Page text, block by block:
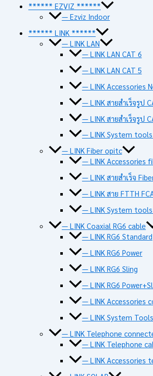
****** EZVIZ ******
— Ezviz Indoor
****** LINK ******
— LINK LAN
— LINK LAN CAT 6
— LINK LAN CAT 5
— LINK Accessories
— LINK สายสำเร็จรูป
— LINK สายสำเร็จรูป
— LINK System tools
— LINK Fiber opitc
— LINK Accessories
— LINK สายสำเร็จ
— LINK สาย FTTH
— LINK System
— LINK Coaxial RG6 cable
— LINK RG6 Standard
— LINK RG6 Power
— LINK RG6 Sling
— LINK RG6
— LINK Accessories
— LINK System Tools
— LINK Telephone
— LINK Telephone
— LINK Accessories